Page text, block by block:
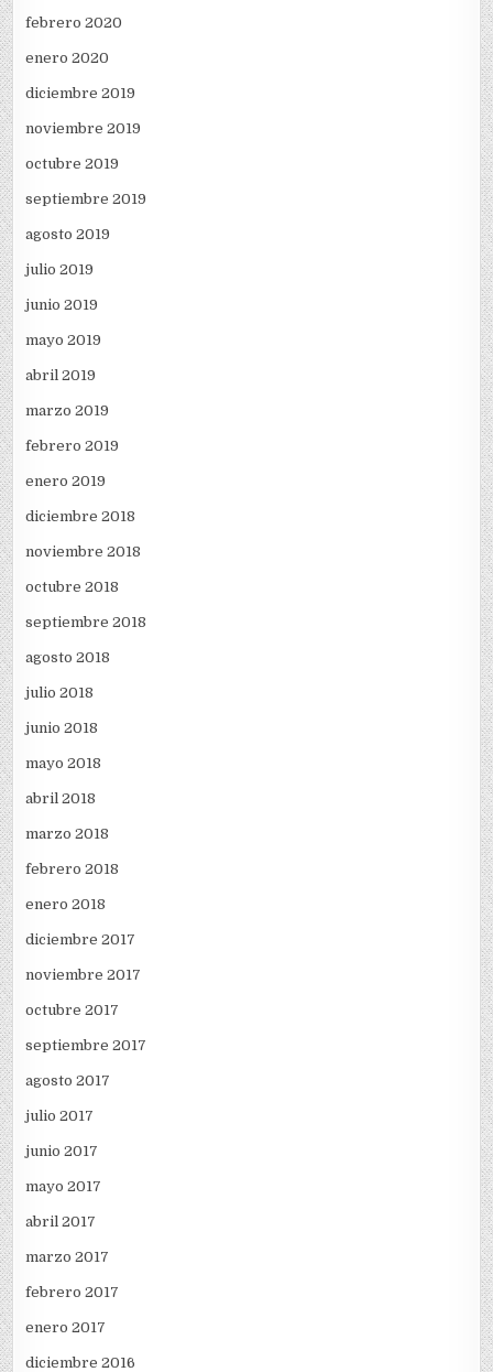
febrero 2020
enero 2020
diciembre 2019
noviembre 2019
octubre 2019
septiembre 2019
agosto 2019
julio 2019
junio 2019
mayo 2019
abril 2019
marzo 2019
febrero 2019
enero 2019
diciembre 2018
noviembre 2018
octubre 2018
septiembre 2018
agosto 2018
julio 2018
junio 2018
mayo 2018
abril 2018
marzo 2018
febrero 2018
enero 2018
diciembre 2017
noviembre 2017
octubre 2017
septiembre 2017
agosto 2017
julio 2017
junio 2017
mayo 2017
abril 2017
marzo 2017
febrero 2017
enero 2017
diciembre 2016